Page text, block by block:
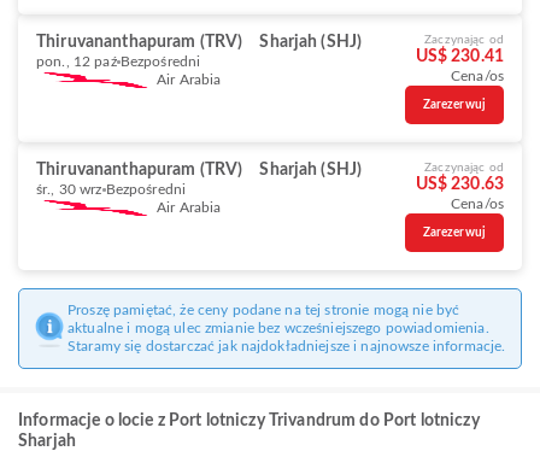
Thiruvananthapuram (TRV) Sharjah (SHJ)
pon., 12 paź Bezpośredni
Air Arabia
Zaczynając od
US$ 230.41
Cena/os
Zarezerwuj
Thiruvananthapuram (TRV) Sharjah (SHJ)
śr., 30 wrz Bezpośredni
Air Arabia
Zaczynając od
US$ 230.63
Cena/os
Zarezerwuj
Proszę pamiętać, że ceny podane na tej stronie mogą nie być
aktualne i mogą ulec zmianie bez wcześniejszego powiadomienia.
Staramy się dostarczać jak najdokładniejsze i najnowsze informacje.
Informacje o locie z Port lotniczy Trivandrum do Port lotniczy
Sharjah